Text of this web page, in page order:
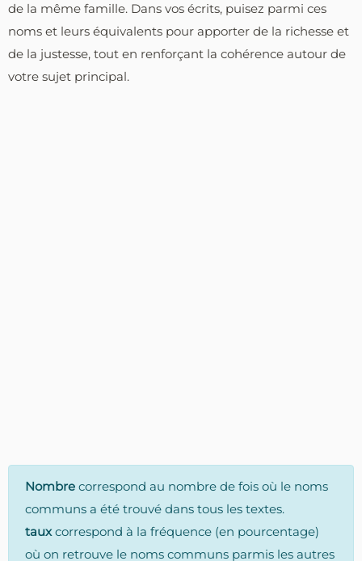
de la même famille. Dans vos écrits, puisez parmi ces
noms et leurs équivalents pour apporter de la richesse et
de la justesse, tout en renforçant la cohérence autour de
votre sujet principal.
Nombre correspond au nombre de fois où le noms
communs a été trouvé dans tous les textes.
tauxcorrespond à la fréquence (en pourcentage)
où on retrouve le noms communs parmis les autres